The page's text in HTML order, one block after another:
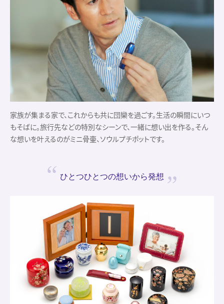
家族が集まる家で、これからも共に団欒を過ごす。生活の瞬間にいつ
もそばに。旅行先などの特別なシーンで、一緒に想い出を作る。そん
な想いを叶えるのがミニ骨壷、ソウルプチポットです。
ひとつひとつの想いから発想